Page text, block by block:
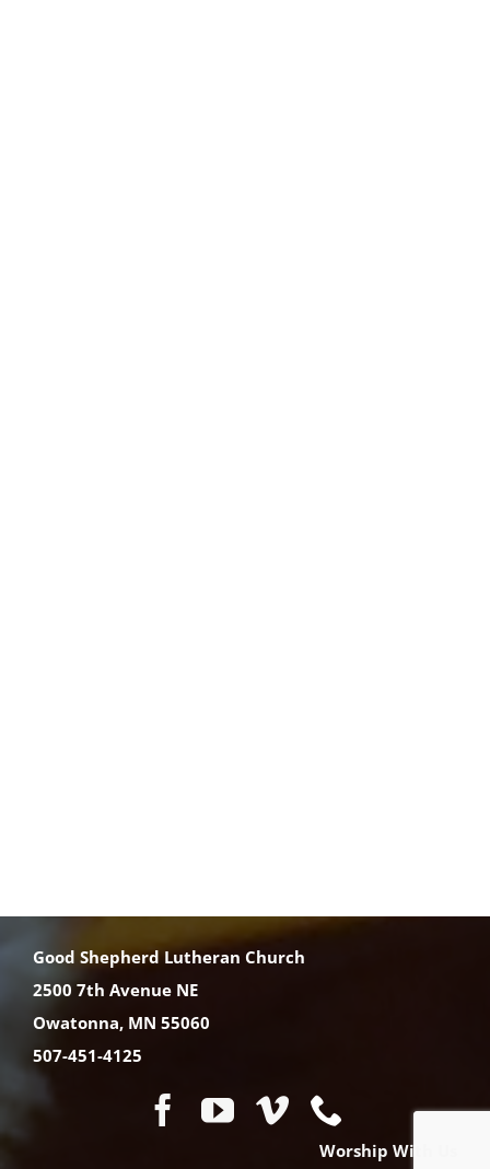
Good Shepherd Lutheran Church
2500 7th Avenue NE
Owatonna, MN 55060
507-451-4125
Worship With Us